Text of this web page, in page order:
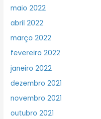
maio 2022
abril 2022
março 2022
fevereiro 2022
janeiro 2022
dezembro 2021
novembro 2021
outubro 2021